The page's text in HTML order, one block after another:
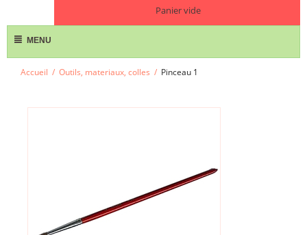
Panier vide
MENU
Accueil / Outils, materiaux, colles / Pinceau 1